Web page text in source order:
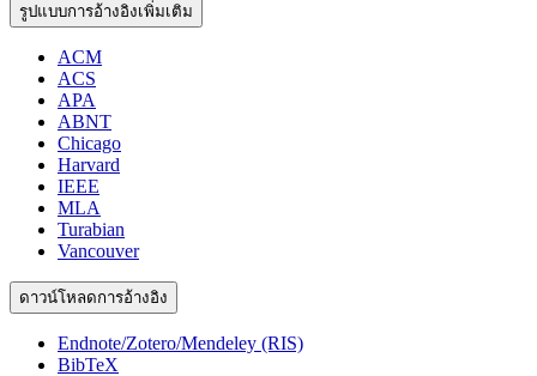
รูปแบบการอ้างอิงเพิ่มเติม
ACM
ACS
APA
ABNT
Chicago
Harvard
IEEE
MLA
Turabian
Vancouver
ดาวน์โหลดการอ้างอิง
Endnote/Zotero/Mendeley (RIS)
BibTeX